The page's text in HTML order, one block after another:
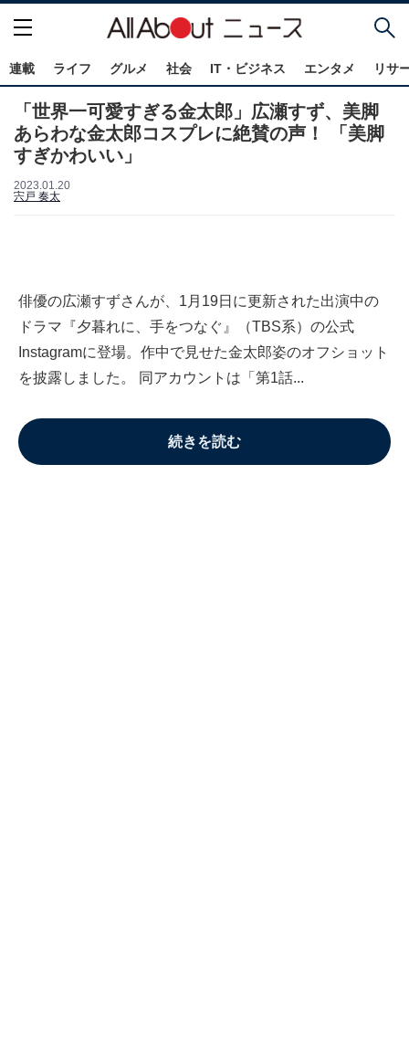
連載 ライフ グルメ 社会 IT・ビジネス エンタメ リサ
「世界一可愛すぎる金太郎」広瀬すず、美脚
あらわな金太郎コスプレに絶賛の声！ 「美脚
すぎかわいい」
2023.01.20
宍戸 奏太
俳優の広瀬すずさんが、1月19日に更新された出演中の
ドラマ『夕暮れに、手をつなぐ』（TBS系）の公式
Instagramに登場。作中で見せた金太郎姿のオフショット
を披露しました。 同アカウントは「第1話...
続きを読む